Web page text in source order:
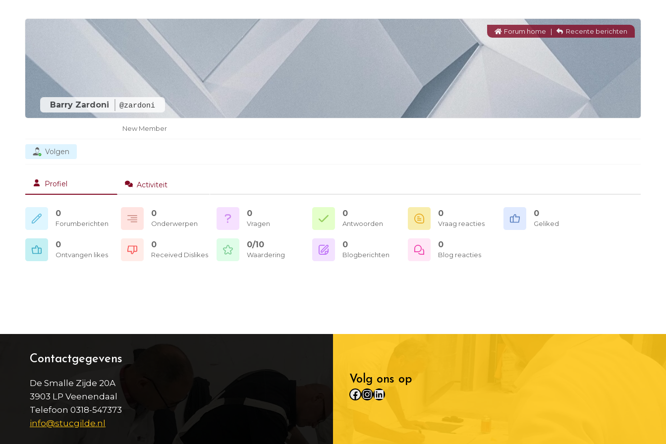
Barry Zardoni @zardoni
Forum home | Recente berichten
New Member
Volgen
Profiel Activiteit
0
Forumberichten
0
Onderwerpen
0
Vragen
0
Antwoorden
0
Vraag reacties
0
Geliked
0
Ontvangen likes
0
Received Dislikes
0/10
Waardering
0
Blogberichten
0
Blog reacties
Contactgegevens
De Smalle Zijde 20A
3903 LP Veenendaal
Telefoon 0318-547373
info@stucgilde.nl
Volg ons op
Facebook
Instagram
LinkedIn